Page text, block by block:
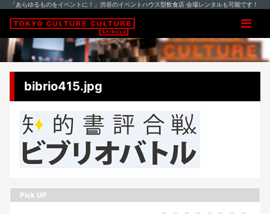
「あらゆるものをイベントに！」渋谷のイベントハウス型飲食店 会場レンタルも可能です！
bibrio415.jpg
Pick UP